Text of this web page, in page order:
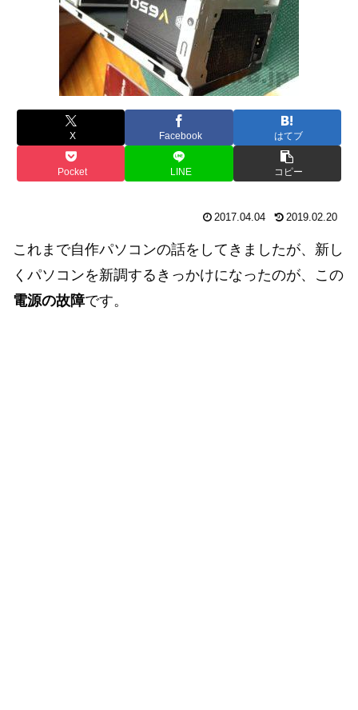
X Facebook はてブ
Pocket LINE コピー
2017.04.04 2019.02.20
これまで自作パソコンの話をしてきましたが、新し
くパソコンを新調するきっかけになったのが、この
電源の故障です。